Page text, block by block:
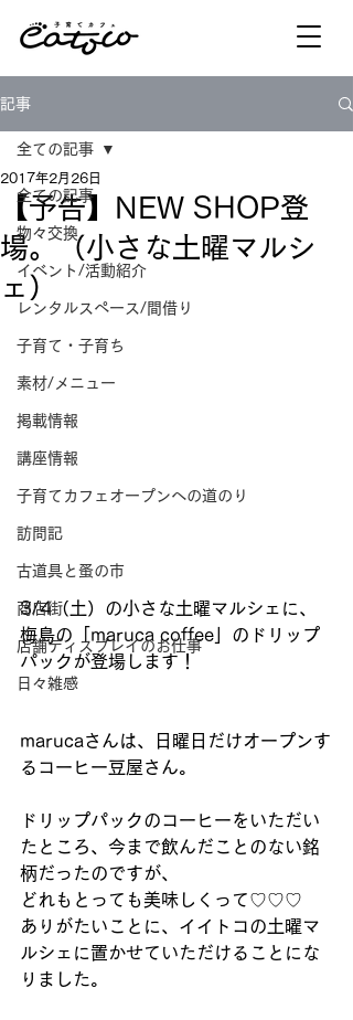
記事
全ての記事
物々交換
イベント/活動紹介
レンタルスペース/間借り
子育て・子育ち
素材/メニュー
掲載情報
講座情報
子育てカフェオープンへの道のり
訪問記
古道具と蚤の市
商店街
店舗ディスプレイのお仕事
日々雑感
全ての記事
【予告】NEW SHOP登
場。（小さな土曜マルシ
ェ）
2017年2月26日
3/4（土）の小さな土曜マルシェに、
梅島の「maruca coffee」のドリップ
パックが登場します！
marucaさんは、日曜日だけオープンす
るコーヒー豆屋さん。
ドリップパックのコーヒーをいただい
たところ、今まで飲んだことのない銘
柄だったのですが、
どれもとっても美味しくって♡♡♡
ありがたいことに、イイトコの土曜マ
ルシェに置かせていただけることにな
りました。